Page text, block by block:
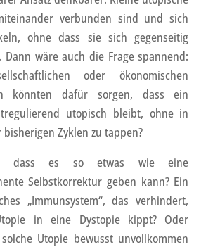
verbunden sind und sich
ohne dass sie sich gegenseitig
Dann wäre auch die Frage spannend:
oder ökonomischen
könnten dafür sorgen, dass ein
utopisch bleibt, ohne in
Zyklen zu tappen?
dass es so etwas wie eine
Selbstkorrektur geben kann? Ein
„Immunsystem“, das verhindert,
in eine Dystopie kippt? Oder
Utopie bewusst unvollkommen